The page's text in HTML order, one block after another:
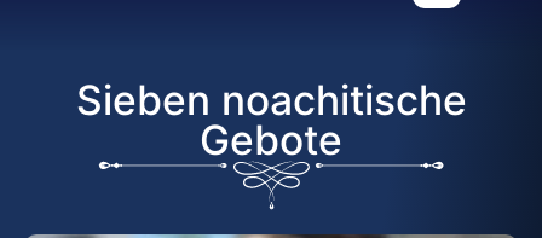
Sieben noachitische
Gebote